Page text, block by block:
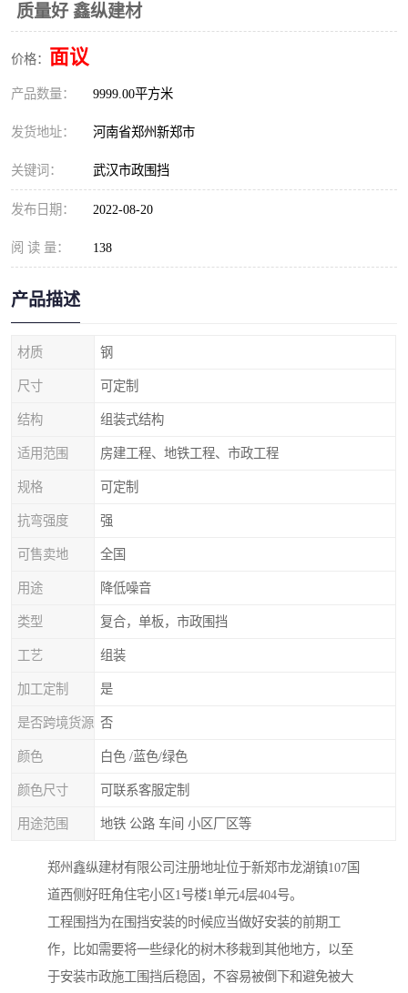
质量好 鑫纵建材
价格： 面议
产品数量： 9999.00平方米
发货地址： 河南省郑州新郑市
关键词： 武汉市政围挡
发布日期： 2022-08-20
阅 读 量： 138
产品描述
材质 钢
尺寸 可定制
结构 组装式结构
适用范围 房建工程、地铁工程、市政工程
规格 可定制
抗弯强度 强
可售卖地 全国
用途 降低噪音
类型 复合，单板，市政围挡
工艺 组装
加工定制 是
是否跨境货源 否
颜色 白色 /蓝色/绿色
颜色尺寸 可联系客服定制
用途范围 地铁 公路 车间 小区厂区等
郑州鑫纵建材有限公司注册地址位于新郑市龙湖镇107国
道西侧好旺角住宅小区1号楼1单元4层404号。
工程围挡为在围挡安装的时候应当做好安装的前期工
作，比如需要将一些绿化的树木移栽到其他地方，以至
于安装市政施工围挡后稳固，不容易被倒下和避免被大